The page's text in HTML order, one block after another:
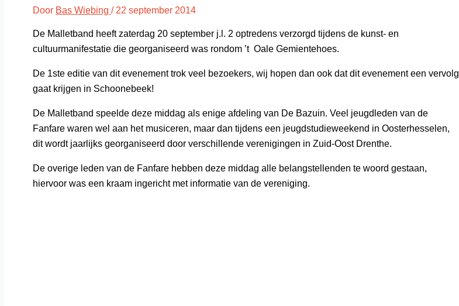
Door Bas Wiebing / 22 september 2014
De Malletband heeft zaterdag 20 september j.l. 2 optredens verzorgd tijdens de kunst- en
cultuurmanifestatie die georganiseerd was rondom ’t Oale Gemientehoes.
De 1ste editie van dit evenement trok veel bezoekers, wij hopen dan ook dat dit evenement een vervolg
gaat krijgen in Schoonebeek!
De Malletband speelde deze middag als enige afdeling van De Bazuin. Veel jeugdleden van de
Fanfare waren wel aan het musiceren, maar dan tijdens een jeugdstudieweekend in Oosterhesselen,
dit wordt jaarlijks georganiseerd door verschillende verenigingen in Zuid-Oost Drenthe.
De overige leden van de Fanfare hebben deze middag alle belangstellenden te woord gestaan,
hiervoor was een kraam ingericht met informatie van de vereniging.